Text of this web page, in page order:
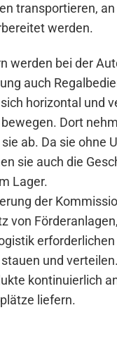
transportieren, an
werden.
werden bei der
auch
horizontal und
Dort
ab. Da sie ohne
sie auch die
Lager.
der
von
und
kontinuierlich
liefern.